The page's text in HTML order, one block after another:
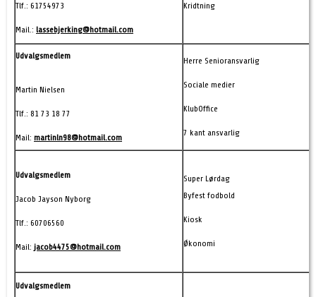
Tlf.: 61754973
Mail.: lassebjerking@hotmail.com
Kridtning
Udvalgsmedlem
Martin Nielsen
Tlf.: 81 73 18 77
Mail: martinln98@hotmail.com
Herre Senioransvarlig
Sociale medier
KlubOffice
7 kant ansvarlig
Udvalgsmedlem
Jacob Jayson Nyborg
Tlf.: 60706560
Mail: jacob4475@hotmail.com
Super Lørdag
Byfest fodbold
Kiosk
Økonomi
Udvalgsmedlem